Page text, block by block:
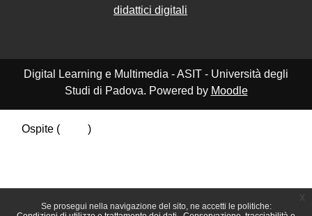
Se prosegui nella navigazione del sito, ne accetti le politiche:
didattici digitali
Digital Learning e Multimedia - ASIT - Università degli
Studi di Padova. Powered by Moodle
Ospite (
)